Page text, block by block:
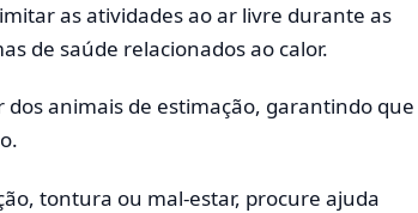
as atividades ao ar livre durante as
de saúde relacionados ao calor.
dos animais de estimação, garantindo que
tontura ou mal-estar, procure ajuda